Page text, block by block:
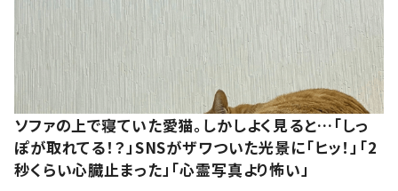
ソファの上で寝ていた愛猫。しかしよく見ると…「しっ
ぽが取れてる！？」SNSがザワついた光景に「ヒッ！」「2
秒くらい心臓止まった」「心霊写真より怖い」